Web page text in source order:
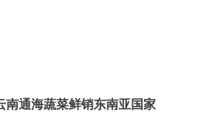
南通海蔬菜鲜销东南亚国家